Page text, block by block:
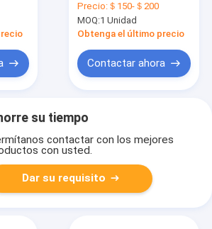
plated Quartz Tube
With Polished Or
Frosted Surface
Precio: ＄150-＄200
MOQ:1 Unidad
Obtenga el último precio
Contactar ahora
su tiempo
contactar con los mejores
con usted.
Dar su requisito